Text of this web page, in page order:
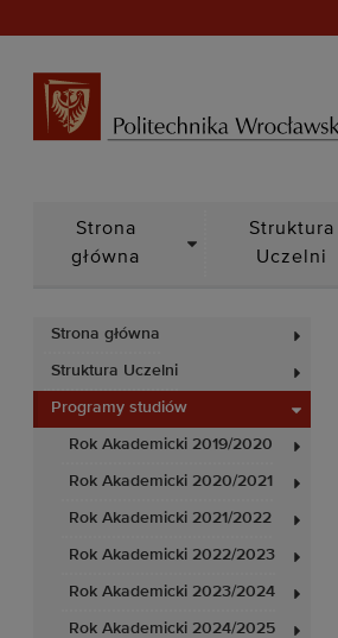
Strona
główna
Struktura
Uczelni
Strona główna
Struktura Uczelni
Programy studiów
Rok Akademicki 2019/2020
Rok Akademicki 2020/2021
Rok Akademicki 2021/2022
Rok Akademicki 2022/2023
Rok Akademicki 2023/2024
Rok Akademicki 2024/2025